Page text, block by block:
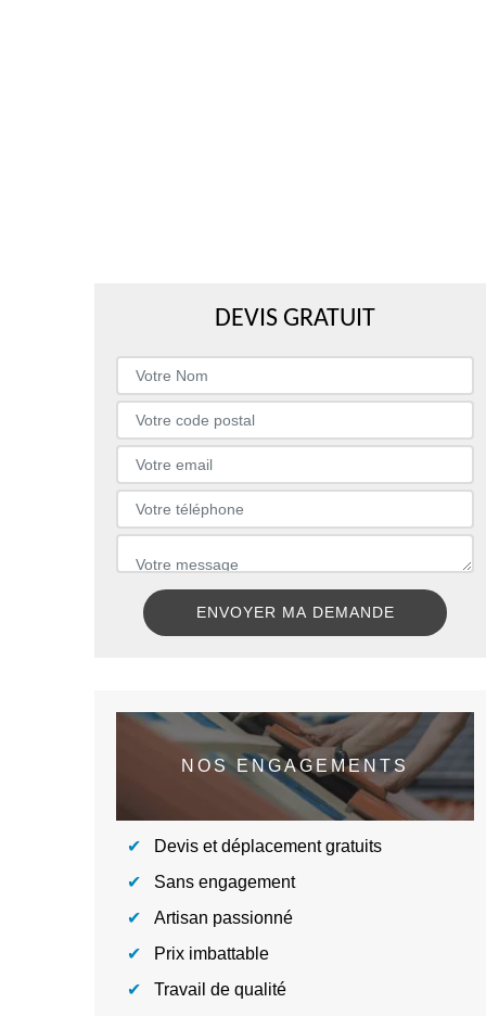
DEVIS GRATUIT
NOS ENGAGEMENTS
Devis et déplacement gratuits
Sans engagement
Artisan passionné
Prix imbattable
Travail de qualité